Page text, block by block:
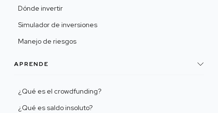
Dónde invertir
Simulador de inversiones
Manejo de riesgos
APRENDE
¿Qué es el crowdfunding?
¿Qué es saldo insoluto?